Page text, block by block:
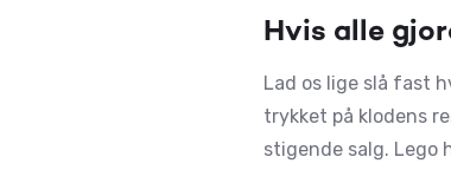
Hvis alle
Lad os lige slå fast
trykket på klodens
stigende salg. Lego